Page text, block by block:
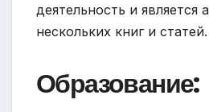
деятельность и является
нескольких книг и статей.
Образование: